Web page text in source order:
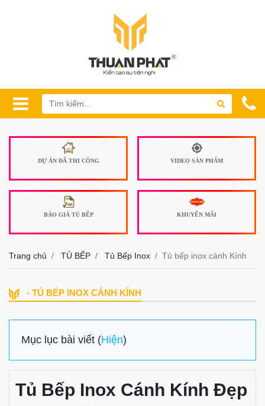
DỰ ÁN ĐÃ THI CÔNG VIDEO SẢN PHẨM
BÁO GIÁ TỦ BẾP KHUYẾN MÃI
Trang chủ TỦ BẾP Tủ Bếp Inox Tủ bếp inox cánh Kính
- TỦ BẾP INOX CÁNH KÍNH
Mục lục bài viết (Hiện)
Tủ Bếp Inox Cánh Kính Đẹp